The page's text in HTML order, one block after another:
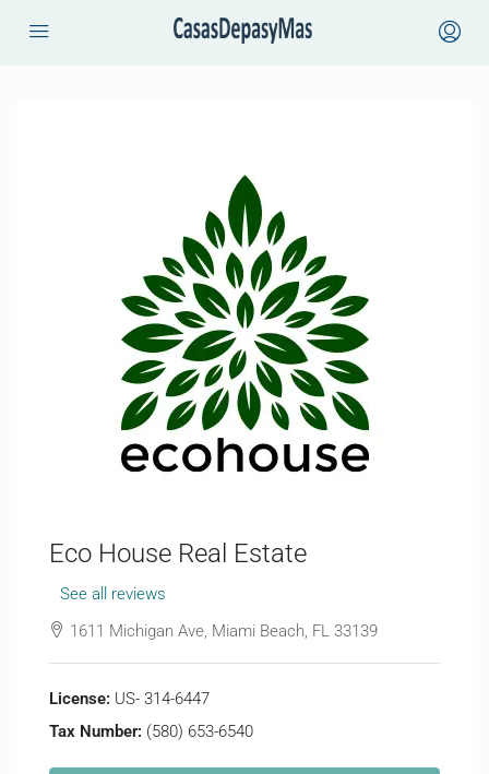
Eco House Real Estate
See all reviews
1611 Michigan Ave, Miami Beach, FL 33139
License: US- 314-6447
Tax Number: (580) 653-6540